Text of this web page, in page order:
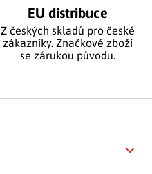
EU distribuce
Z českých skladů pro české
zákazníky. Značkové zboží
se zárukou původu.